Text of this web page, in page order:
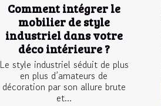
Comment intégrer le
mobilier de style
industriel dans votre
déco intérieure ?
Le style industriel séduit de plus
en plus d’amateurs de
décoration par son allure brute
et...